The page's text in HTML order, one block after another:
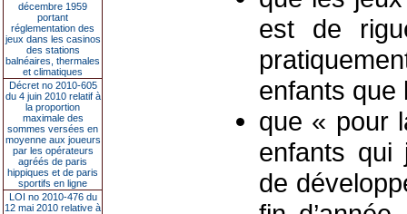
décembre 1959
portant
réglementation des
jeux dans les casinos
des stations
balnéaires, thermales
et climatiques
Décret no 2010-605
du 4 juin 2010 relatif à
la proportion
maximale des
sommes versées en
moyenne aux joueurs
par les opérateurs
agréés de paris
hippiques et de paris
sportifs en ligne
LOI no 2010-476 du
12 mai 2010 relative à
est de
enfants que
que « pour
enfants qui
de